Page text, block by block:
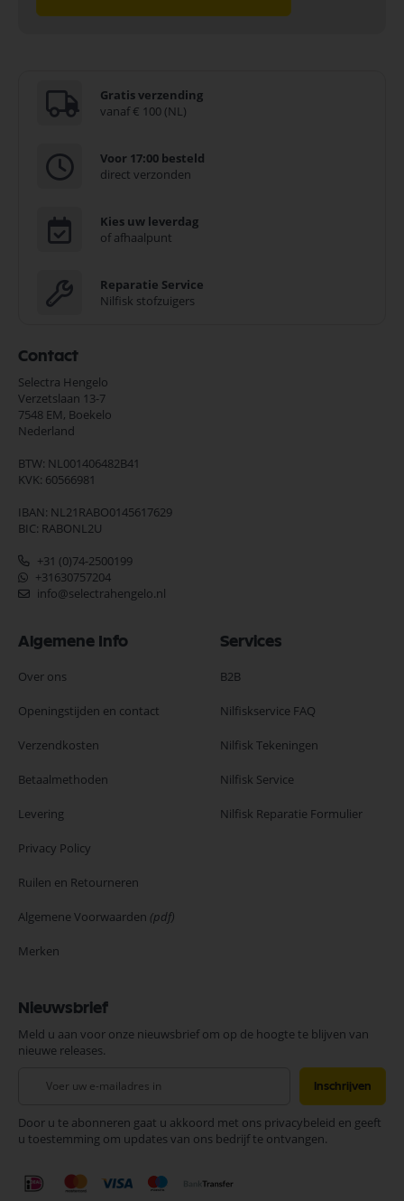
Gratis verzending
vanaf € 100 (NL)
Voor 17:00 besteld
direct verzonden
Kies uw leverdag
of afhaalpunt
Reparatie Service
Nilfisk stofzuigers
Contact
Selectra Hengelo
Verzetslaan 13-7
7548 EM, Boekelo
Nederland
BTW: NL001406482B41
KVK: 60566981
IBAN: NL21RABO0145617629
BIC: RABONL2U
+31 (0)74-2500199
+31630757204
info@selectrahengelo.nl
Algemene Info
Over ons
Openingstijden en contact
Verzendkosten
Betaalmethoden
Levering
Privacy Policy
Ruilen en Retourneren
Algemene Voorwaarden (pdf)
Merken
Services
B2B
Nilfiskservice FAQ
Nilfisk Tekeningen
Nilfisk Service
Nilfisk Reparatie Formulier
Nieuwsbrief
Meld u aan voor onze nieuwsbrief om op de hoogte te blijven van
nieuwe releases.
onze
nieuwsbrief
Inschrijven
Door u te abonneren gaat u akkoord met ons privacybeleid en geeft
u toestemming om updates van ons bedrijf te ontvangen.